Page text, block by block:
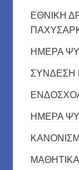
ΕΘΝΙΚΗ
ΗΜΕΡΑ
ΣΥΝΔΕΣΗ
ΗΜΕΡΑ